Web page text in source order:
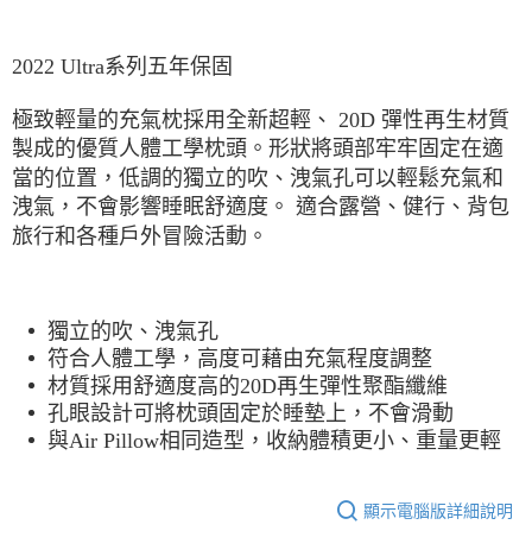
每筆NT$60，滿NT$490(含以上)免運費
每筆NT$80，滿NT$490(含以上)免運費
離島宅配
每筆NT$80，滿NT$490(含以上)免運費
2022 Ultra系列五年保固
極致輕量的充氣枕採用全新超輕、 20D 彈性再生材質
製成的優質人體工學枕頭。形狀將頭部牢牢固定在適
當的位置，低調的獨立的吹、洩氣孔可以輕鬆充氣和
洩氣，不會影響睡眠舒適度。 適合露營、健行、背包
旅行和各種戶外冒險活動。
獨立的吹、洩氣孔
符合人體工學，高度可藉由充氣程度調整
材質採用舒適度高的20D再生彈性聚酯纖維
孔眼設計可將枕頭固定於睡墊上，不會滑動
與Air Pillow相同造型，收納體積更小、重量更輕
顯示電腦版詳細說明